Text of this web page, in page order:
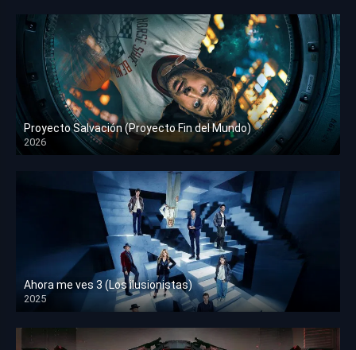
Proyecto Salvación (Proyecto Fin del Mundo)
2026
HD 1080p
Ahora me ves 3 (Los ilusionistas)
2025
HD 1080p